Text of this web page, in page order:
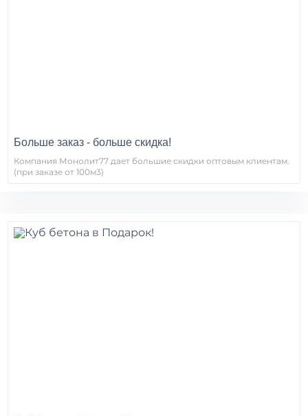
Больше заказ - больше скидка!
Компания Монолит77 дает большие скидки оптовым клиентам.
(при заказе от 100м3)